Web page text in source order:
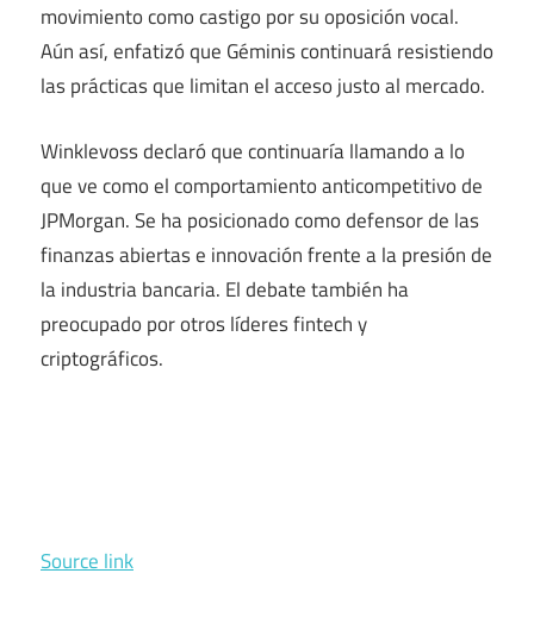
movimiento como castigo por su oposición vocal.
Aún así, enfatizó que Géminis continuará resistiendo
las prácticas que limitan el acceso justo al mercado.
Winklevoss declaró que continuaría llamando a lo
que ve como el comportamiento anticompetitivo de
JPMorgan. Se ha posicionado como defensor de las
finanzas abiertas e innovación frente a la presión de
la industria bancaria. El debate también ha
preocupado por otros líderes fintech y
criptográficos.
Source link